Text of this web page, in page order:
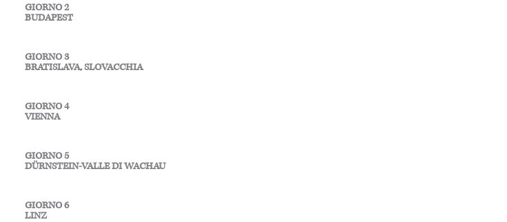
GIORNO 2
BUDAPEST
GIORNO 3
BRATISLAVA, SLOVACCHIA
GIORNO 4
VIENNA
GIORNO 5
DÜRNSTEIN-VALLE DI WACHAU
GIORNO 6
LINZ